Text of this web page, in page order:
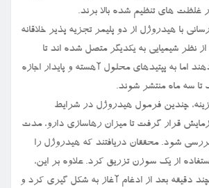
غلظت های تنظیم شده بالا برند.
با هیدروژل از دو پلیمر تجزیه پذیر خلاقانه
نظر شیمیایی به یکدیگر متصل شده اند تا
اما به پپتیدهای محلول آهسته و پایدار اجازه
سه ماه منتشر شوند.
چندین فرمول هیدروژل در شرایط
قرار گرفت تا میزان رهاسازی دارو، مدت
بررسی شود. محققان دریافتند که هیدروژل را
از یک سوزن تزریق کرد. علاوه بر این،
دقیقه بعد از ادغام آغاز به شکل گیری کرد و